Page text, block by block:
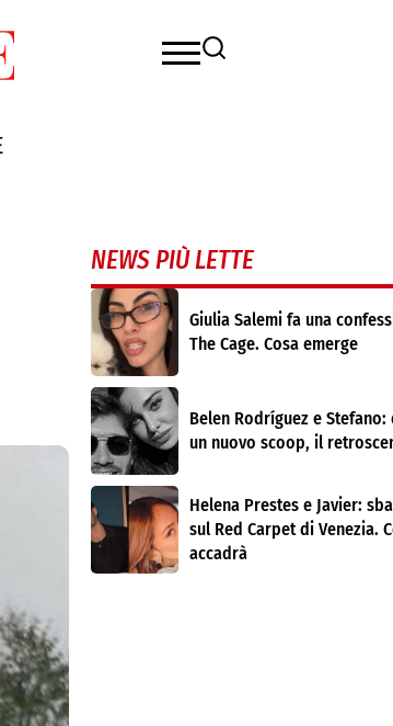
NEWS PIÙ LETTE
Giulia Salemi fa una
The Cage. Cosa emerge
Belen Rodríguez e Stefano:
un nuovo scoop, il
Helena Prestes e Javier:
sul Red Carpet di Venezia.
accadrà